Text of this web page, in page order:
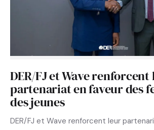
DER/FJ et Wave
partenariat en faveur des
des jeunes
DER/FJ et Wave renforcent leur